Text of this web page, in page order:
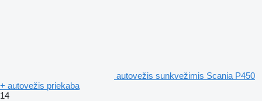
autovežis sunkvežimis Scania P450
+ autovežis priekaba
14